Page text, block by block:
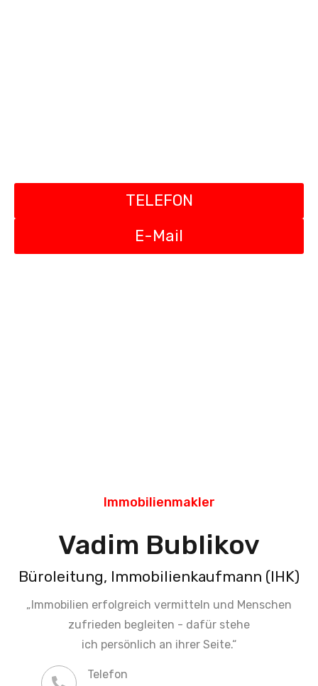
TELEFON
E-Mail
Immobilienmakler
Vadim Bublikov
Büroleitung, Immobilienkaufmann (IHK)
„Immobilien erfolgreich vermitteln und Menschen
zufrieden begleiten - dafür stehe
ich persönlich an ihrer Seite.“
Telefon